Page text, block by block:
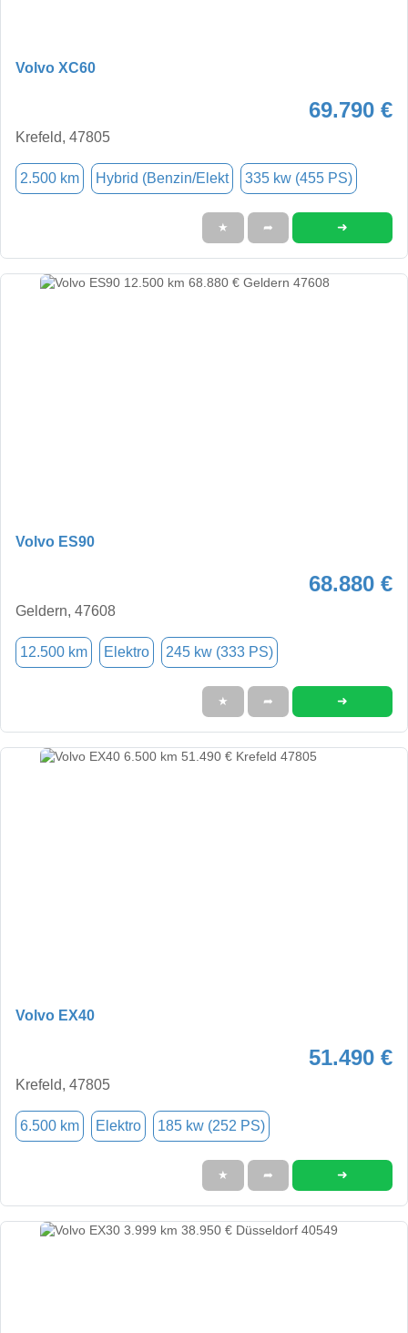
Volvo XC60
69.790 €
Krefeld, 47805
2.500 km Hybrid (Benzin/Elekt 335 kw (455 PS)
★ ➦ ➜
Volvo ES90
68.880 €
Geldern, 47608
12.500 km Elektro 245 kw (333 PS)
★ ➦ ➜
Volvo EX40
51.490 €
Krefeld, 47805
6.500 km Elektro 185 kw (252 PS)
★ ➦ ➜